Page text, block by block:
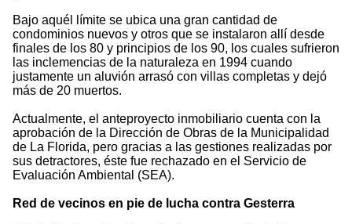
Bajo aquél límite se ubica una gran cantidad de
condominios nuevos y otros que se instalaron allí desde
finales de los 80 y principios de los 90, los cuales sufrieron
las inclemencias de la naturaleza en 1994 cuando
justamente un aluvión arrasó con villas completas y dejó
más de 20 muertos.
Actualmente, el anteproyecto inmobiliario cuenta con la
aprobación de la Dirección de Obras de la Municipalidad
de La Florida, pero gracias a las gestiones realizadas por
sus detractores, éste fue rechazado en el Servicio de
Evaluación Ambiental (SEA).
Red de vecinos en pie de lucha contra Gesterra